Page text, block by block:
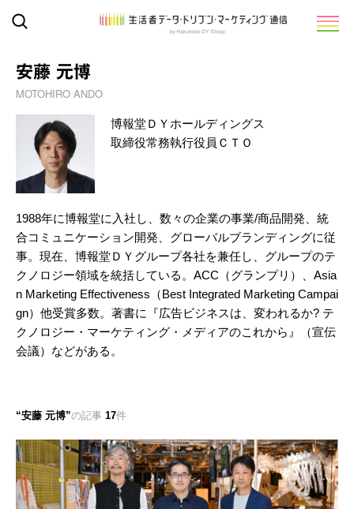
安藤 元博
MOTOHIRO ANDO
博報堂ＤＹホールディングス
取締役常務執行役員ＣＴＯ
1988年に博報堂に入社し、数々の企業の事業/商品開発、統
合コミュニケーション開発、グローバルブランディングに従
事。現在、博報堂ＤＹグループ各社を兼任し、グループのテ
クノロジー領域を統括している。ACC（グランプリ）、Asia
n Marketing Effectiveness（Best Integrated Marketing Campai
gn）他受賞多数。著書に『広告ビジネスは、変われるか? テ
クノロジー・マーケティング・メディアのこれから』（宣伝
会議）などがある。
安藤 元博 の記事 17件